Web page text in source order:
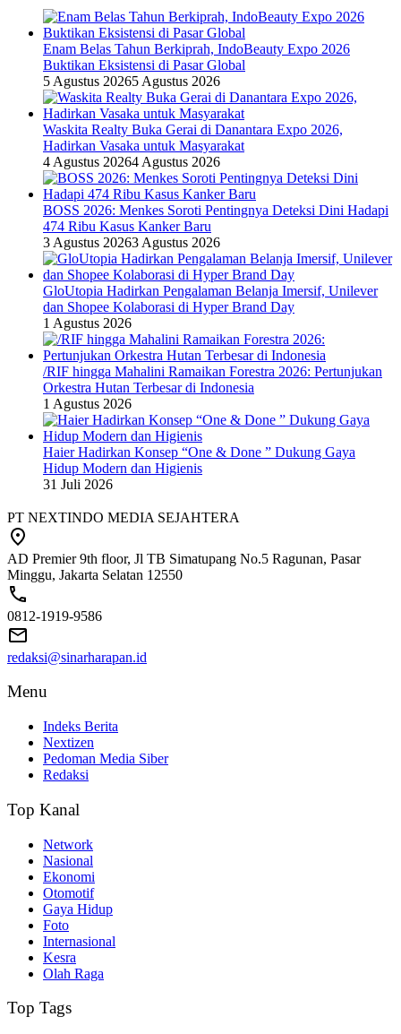
Enam Belas Tahun Berkiprah, IndoBeauty Expo 2026
Buktikan Eksistensi di Pasar Global
5 Agustus 20265 Agustus 2026
Waskita Realty Buka Gerai di Danantara Expo 2026,
Hadirkan Vasaka untuk Masyarakat
4 Agustus 20264 Agustus 2026
BOSS 2026: Menkes Soroti Pentingnya Deteksi Dini Hadapi
474 Ribu Kasus Kanker Baru
3 Agustus 20263 Agustus 2026
GloUtopia Hadirkan Pengalaman Belanja Imersif, Unilever
dan Shopee Kolaborasi di Hyper Brand Day
1 Agustus 2026
/RIF hingga Mahalini Ramaikan Forestra 2026: Pertunjukan
Orkestra Hutan Terbesar di Indonesia
1 Agustus 2026
Haier Hadirkan Konsep “One & Done ” Dukung Gaya
Hidup Modern dan Higienis
31 Juli 2026
PT NEXTINDO MEDIA SEJAHTERA
AD Premier 9th floor, Jl TB Simatupang No.5 Ragunan, Pasar
Minggu, Jakarta Selatan 12550
0812-1919-9586
redaksi@sinarharapan.id
Menu
Indeks Berita
Nextizen
Pedoman Media Siber
Redaksi
Top Kanal
Network
Nasional
Ekonomi
Otomotif
Gaya Hidup
Foto
Internasional
Kesra
Olah Raga
Top Tags